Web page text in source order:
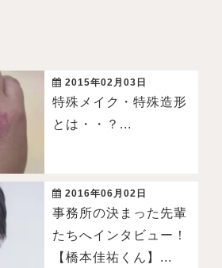
2015年02月03日
特殊メイク・特殊造形
とは・・？...
2016年06月02日
事務所の決まった先輩
たちへインタビュー！
【橋本佳祐くん】...